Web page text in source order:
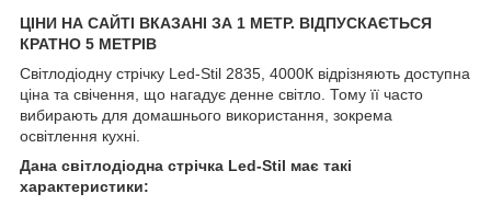
ЦІНИ НА САЙТІ ВКАЗАНІ ЗА 1 МЕТР. ВІДПУСКАЄТЬСЯ
КРАТНО 5 МЕТРІВ
Світлодіодну стрічку Led-Stil 2835, 4000К відрізняють доступна
ціна та свічення, що нагадує денне світло. Тому її часто
вибирають для домашнього використання, зокрема
освітлення кухні.
Дана світлодіодна стрічка Led-Stil має такі
характеристики: